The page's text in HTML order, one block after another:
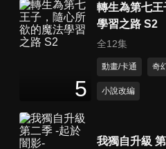
25
25
5
轉生為第七
學習之路 S2
全12集
動畫/卡通 奇
小說改編
我獨自升級